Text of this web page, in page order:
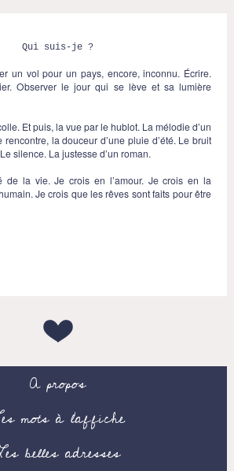
Qui suis-je ?
un vol pour un pays, encore, inconnu. Écrire.
Observer le jour qui se lève et sa lumière
Et puis, la vue par le hublot. La mélodie d’un
rencontre, la douceur d’une pluie d’été. Le bruit
silence. La justesse d’un roman.
de la vie. Je crois en l’amour. Je crois en la
Je crois que les rêves sont faits pour être
A propos
mots à l’affiche
belles adresses